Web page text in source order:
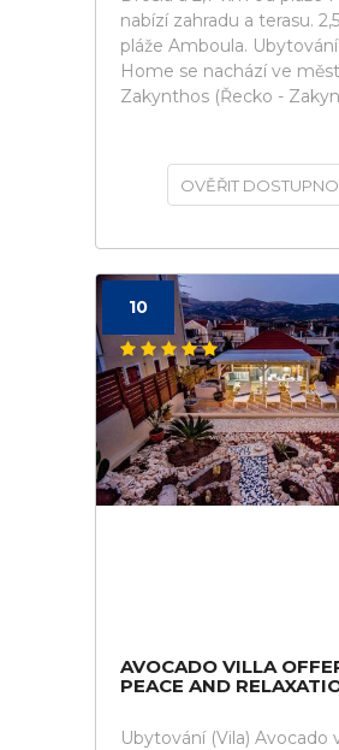
nabízí zahradu a terasu.
pláže Amboula.
Home se nachází ve
Zakynthos (Řecko -
OVĚŘIT
10
AVOCADO VILLA
PEACE AND
Ubytování (Vila) Avocado